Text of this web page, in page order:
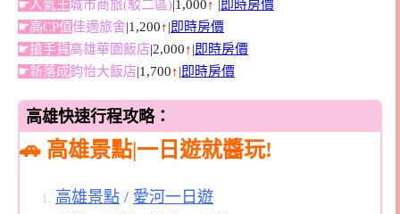
☛人氣王城市商旅(駁二區)|1,000↑ |即時房價
☛高CP值佳適旅舍|1,200↑|即時房價
☛搶手貨高雄華園飯店|2,000↑|即時房價
☛新落成鈞怡大飯店|1,700↑|即時房價
高雄快速行程攻略：
🚗 高雄景點|一日遊就醬玩!
高雄景點 / 愛河一日遊